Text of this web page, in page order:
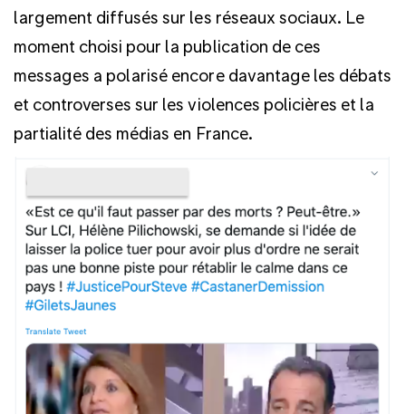
largement diffusés sur les réseaux sociaux. Le
moment choisi pour la publication de ces
messages a polarisé encore davantage les débats
et controverses sur les violences policières et la
partialité des médias en France.